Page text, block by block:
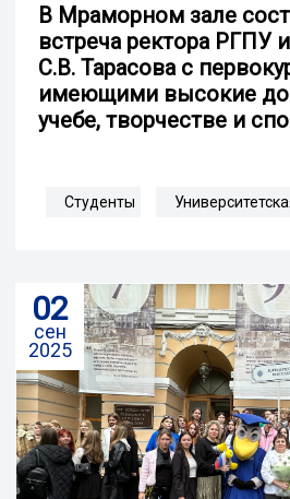
В Мраморном зале
встреча ректора РГПУ
С.В. Тарасова с
имеющими высокие
учебе, творчестве и
Студенты
02
сен
2025